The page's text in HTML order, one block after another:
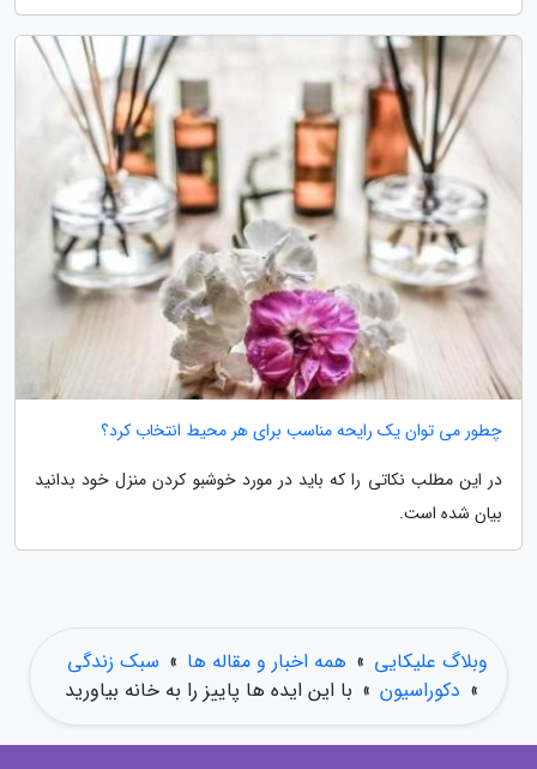
چطور می توان یک رایحه مناسب برای هر محیط انتخاب کرد؟
در این مطلب نکاتی را که باید در مورد خوشبو کردن منزل خود بدانید
بیان شده است.
وبلاگ علیکایی » همه اخبار و مقاله ها » سبک زندگی
» دکوراسیون » با این ایده ها پاییز را به خانه بیاورید